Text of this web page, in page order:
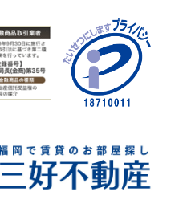
るサービスを行うことが出来
されない、または営利的な目
おいて、個人的な表示、複製、
ますが、改変などは認めませ
も著作権等に関するあらゆる
とします。
用に関しては、予め書面に
い合わせ先